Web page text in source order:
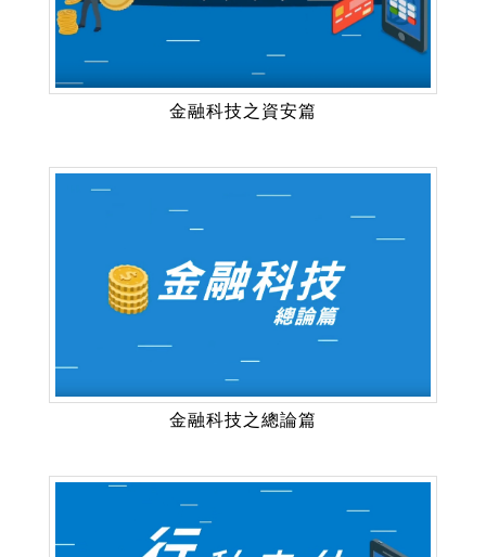
金融科技之資安篇
金融科技之總論篇